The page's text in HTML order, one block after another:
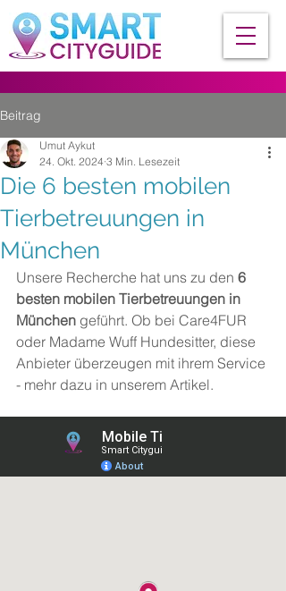
Beitrag
Die 6 besten mobilen
Tierbetreuungen in
München
Umut Aykut
24. Okt. 2024 3 Min. Lesezeit
Unsere Recherche hat uns zu den 6
besten mobilen Tierbetreuungen in
München geführt. Ob bei Care4FUR
oder Madame Wuff Hundesitter, diese
Anbieter überzeugen mit ihrem Service
- mehr dazu in unserem Artikel.